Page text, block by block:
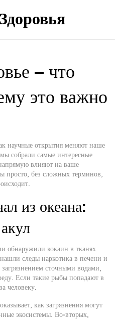
– что
это важно
научные открытия меняют наше
собрали самые интересные
влияют на ваше
просто, без сложных терминов,
из океана:
обнаружили кокаин в тканях
следы наркотика в печени и
сточными водами,
Если такие рыбы попадают в
человеку.
как загрязнения могут
экосистемы. Во‑вторых,